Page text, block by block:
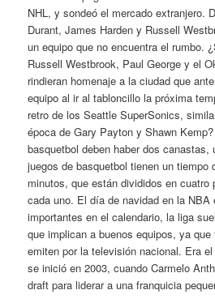
NHL, y sondeó el mercado extranjero.
Durant, James Harden y Russell
un equipo que no encuentra el rumbo.
Russell Westbrook, Paul George y el
rindieran homenaje a la ciudad que
equipo al ir al tabloncillo la próxima
retro de los Seattle SuperSonics,
época de Gary Payton y Shawn
basquetbol deben haber dos canastas,
juegos de basquetbol tienen un tiempo
minutos, que están divididos en cuatro
cada uno. El día de navidad en la
importantes en el calendario, la liga
que implican a buenos equipos, ya
emiten por la televisión nacional. Era
se inició en 2003, cuando Carmelo
draft para liderar a una franquicia